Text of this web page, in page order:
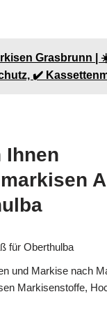
Grasbrunn |
✔️
Ihnen
für Oberthulba
und Markise nach
Markisenstoffe,